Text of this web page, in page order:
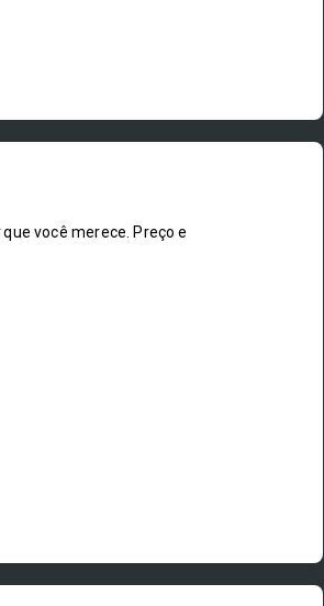
você merece. Preço e